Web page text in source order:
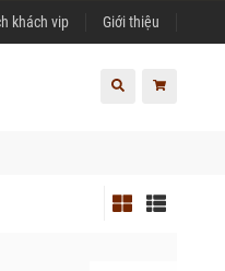
khách vip Giới thiệu